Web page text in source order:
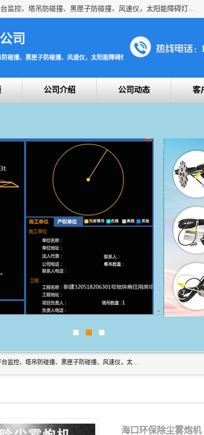
上海宇叶电子科技有限公司是吊钩视频监控、升降机监控、卸料平台监控、塔吊防碰撞、黑匣子防碰撞、风速仪，太阳能障碍灯安全提示灯等一系列升降机的常用配件产品专业研发生产加工的公司，拥有完整、科学的质量管理体系。
司
碰撞、黑匣子防碰撞、风速仪，太阳能障碍灯安全提示灯
公司介绍 公司动态 客
上海宇叶电子科技有限公司是吊钩视频监控、升降机监控、卸料平台监控、塔吊防碰撞、黑匣子防碰撞、风速仪，太阳能障碍灯安全提示灯等一系列升降机的常用配件产品专业研发生产加工的公司，拥有完整、科学的质量管理体系。
海口环保除尘雾炮机